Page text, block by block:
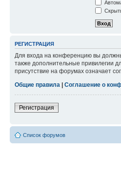
РЕГИСТРАЦИЯ
Для входа на конференцию вы
также дополнительные привилегии
присутствие на форумах означает
Общие правила | Соглашение о
Регистрация
Список форумов